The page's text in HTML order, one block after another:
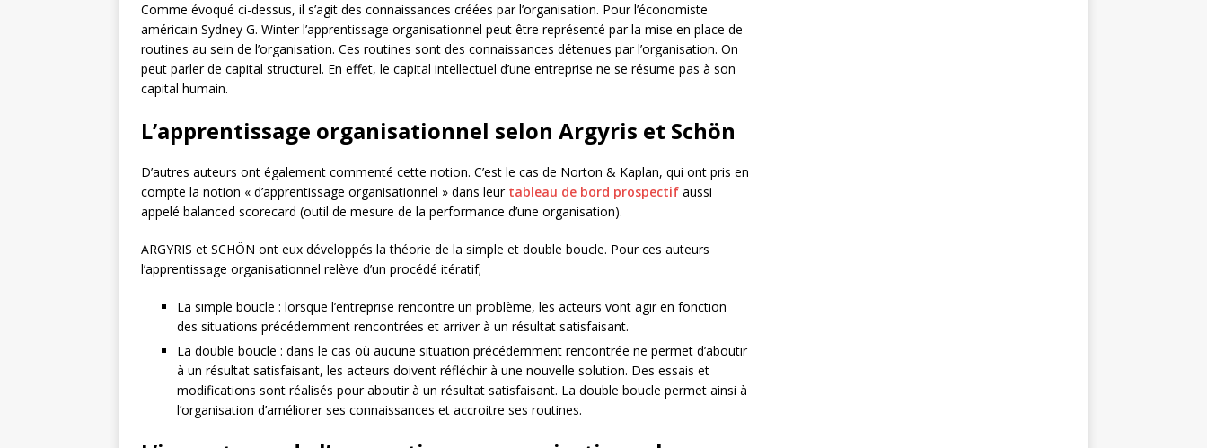
Comme évoqué ci-dessus, il s’agit des connaissances créées par l’organisation. Pour l’économiste
américain Sydney G. Winter l’apprentissage organisationnel peut être représenté par la mise en place de
routines au sein de l’organisation. Ces routines sont des connaissances détenues par l’organisation. On
peut parler de capital structurel. En effet, le capital intellectuel d’une entreprise ne se résume pas à son
capital humain.
L’apprentissage organisationnel selon Argyris et Schön
D’autres auteurs ont également commenté cette notion. C’est le cas de Norton & Kaplan, qui ont pris en
compte la notion « d’apprentissage organisationnel » dans leur tableau de bord prospectif aussi
appelé balanced scorecard (outil de mesure de la performance d’une organisation).
ARGYRIS et SCHÖN ont eux développés la théorie de la simple et double boucle. Pour ces auteurs
l’apprentissage organisationnel relève d’un procédé itératif;
La simple boucle : lorsque l’entreprise rencontre un problème, les acteurs vont agir en fonction
des situations précédemment rencontrées et arriver à un résultat satisfaisant.
La double boucle : dans le cas où aucune situation précédemment rencontrée ne permet d’aboutir
à un résultat satisfaisant, les acteurs doivent réfléchir à une nouvelle solution. Des essais et
modifications sont réalisés pour aboutir à un résultat satisfaisant. La double boucle permet ainsi à
l’organisation d’améliorer ses connaissances et accroitre ses routines.